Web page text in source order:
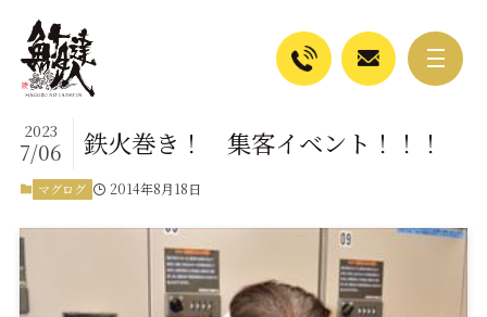
鉄火巻き！ 集客イベント！！！
2023
7/06
マグログ 2014年8月18日